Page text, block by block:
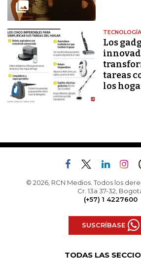
TECNOLOGÍA
Los
tareas
los
© 2026, RCN Medios. Todos los
Cr. 13a 37-32,
(+57) 1 4227600
SUSCRÍBASE
TODAS LAS